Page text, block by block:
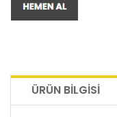
ÜRÜN BILGISI